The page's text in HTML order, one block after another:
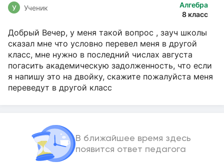
Алгебра
8 класс
У Ученик
Добрый Вечер, у меня такой вопрос , зауч школы
сказал мне что условно перевел меня в другой
класс, мне нужно в последний числах августа
погасить академическую задолженность, что если
я напишу это на двойку, скажите пожалуйста меня
переведут в другой класс
В ближайшее время здесь
появится ответ педагога